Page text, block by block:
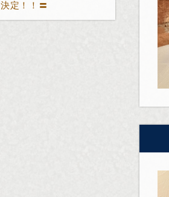
決定！！〓